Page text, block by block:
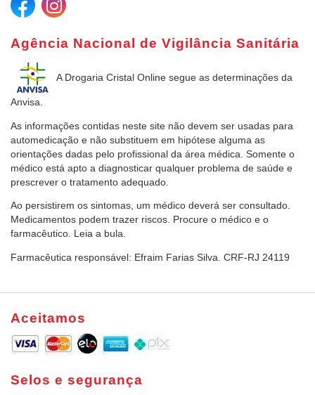
Agência Nacional de Vigilância Sanitária
A Drogaria Cristal Online segue as determinações da
Anvisa.
As informações contidas neste site não devem ser usadas para
automedicação e não substituem em hipótese alguma as
orientações dadas pelo profissional da área médica. Somente o
médico está apto a diagnosticar qualquer problema de saúde e
prescrever o tratamento adequado.
Ao persistirem os sintomas, um médico deverá ser consultado.
Medicamentos podem trazer riscos. Procure o médico e o
farmacêutico. Leia a bula.
Farmacêutica responsável: Efraim Farias Silva. CRF-RJ 24119
Aceitamos
Selos e segurança